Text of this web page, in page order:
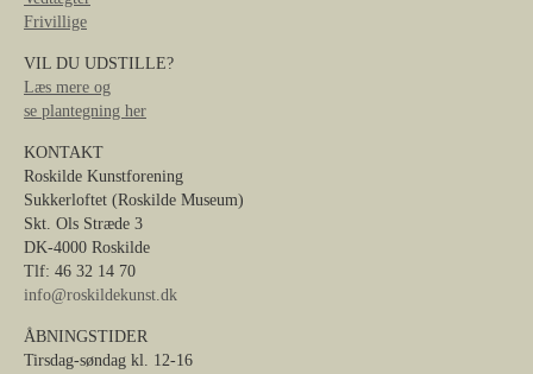
Frivillige
VIL DU UDSTILLE?
Læs mere og
se plantegning her
KONTAKT
Roskilde Kunstforening
Sukkerloftet (Roskilde Museum)
Skt. Ols Stræde 3
DK-4000 Roskilde
Tlf: 46 32 14 70
info@roskildekunst.dk
ÅBNINGSTIDER
Tirsdag-søndag kl. 12-16